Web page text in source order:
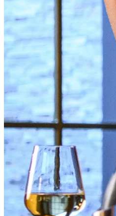
Eten & Drinken